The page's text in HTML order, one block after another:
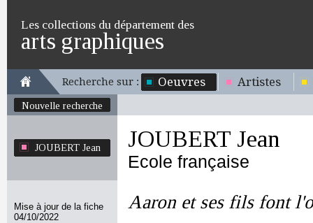
Les collections du département des
arts graphiques
Recherche sur : Oeuvres Artistes
Nouvelle recherche
JOUBERT Jean
Mise à jour de la fiche
04/10/2022
JOUBERT Jean
Ecole française
Aaron et ses fils font